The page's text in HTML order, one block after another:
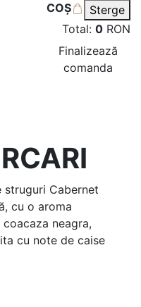
COȘ
Sterge
Total: 0RON
Finalizează
comanda
struguri Cabernet
cu o aroma
neagra,
cu note de caise